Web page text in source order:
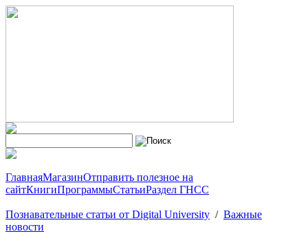
ГлавнаяМагазинОтправить полезное на
сайтКнигиПрограммыСтатьиРаздел ГНСС
Познавательные статьи от Digital University / Важные
новости